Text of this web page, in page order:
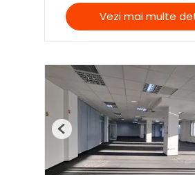
Vezi mai multe
Previous